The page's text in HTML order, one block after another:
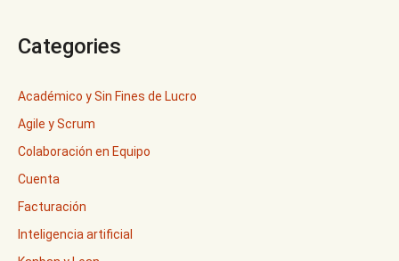
Categories
Académico y Sin Fines de Lucro
Agile y Scrum
Colaboración en Equipo
Cuenta
Facturación
Inteligencia artificial